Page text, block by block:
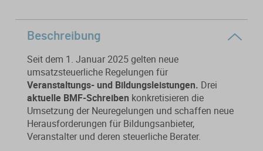
Alle Fachmedien
Erscheint in Kürze
Alle Weiterbildungen
Erscheint in Kürze
Alle Produkte
Themenpakete
Beschreibung
Seit dem 1. Januar 2025 gelten neue
umsatzsteuerliche Regelungen für
Veranstaltungs- und Bildungsleistungen. Drei
aktuelle BMF-Schreiben konkretisieren die
Umsetzung der Neuregelungen und schaffen neue
Herausforderungen für Bildungsanbieter,
Veranstalter und deren steuerliche Berater.